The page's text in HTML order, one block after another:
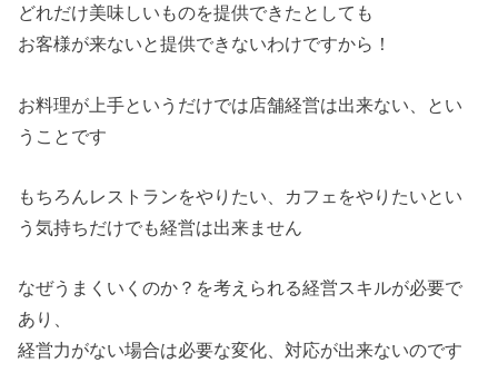
どれだけ美味しいものを提供できたとしても
お客様が来ないと提供できないわけですから！
お料理が上手というだけでは店舗経営は出来ない、とい
うことです
もちろんレストランをやりたい、カフェをやりたいとい
う気持ちだけでも経営は出来ません
なぜうまくいくのか？を考えられる経営スキルが必要で
あり、
経営力がない場合は必要な変化、対応が出来ないのです